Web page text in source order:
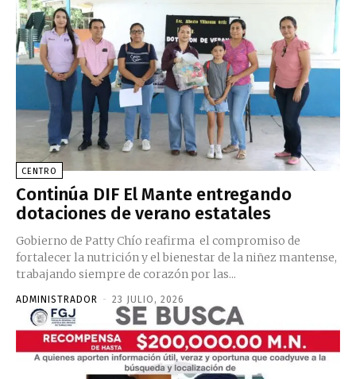
CENTRO
Continúa DIF El Mante entregando
dotaciones de verano estatales
Gobierno de Patty Chío reafirma el compromiso de
fortalecer la nutrición y el bienestar de la niñez mantense,
trabajando siempre de corazón por las...
ADMINISTRADOR - 23 JULIO, 2026